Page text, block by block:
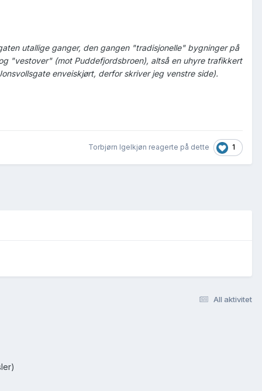
utallige ganger, den gangen "tradisjonelle" bygninger på
"vestover" (mot Puddefjordsbroen), altså en uhyre trafikkert
enveiskjørt, derfor skriver jeg venstre side).
Torbjørn Igelkjøn reagerte på dette 1
All aktivitet